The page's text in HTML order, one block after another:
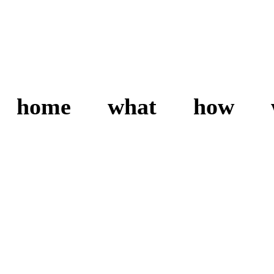
home what how